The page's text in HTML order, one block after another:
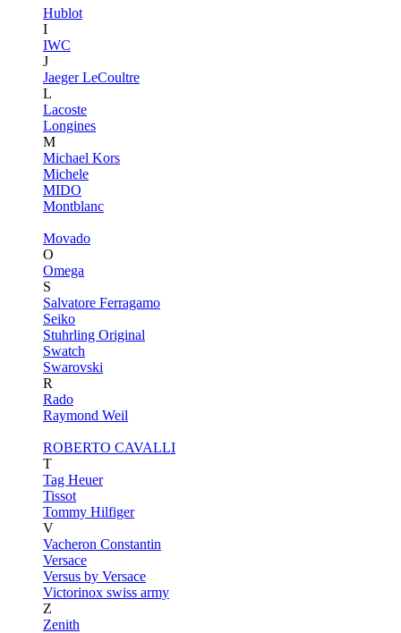
Hublot
I
IWC
J
Jaeger LeCoultre
L
Lacoste
Longines
M
Michael Kors
Michele
MIDO
Montblanc
Movado
O
Omega
S
Salvatore Ferragamo
Seiko
Stuhrling Original
Swatch
Swarovski
R
Rado
Raymond Weil
ROBERTO CAVALLI
T
Tag Heuer
Tissot
Tommy Hilfiger
V
Vacheron Constantin
Versace
Versus by Versace
Victorinox swiss army
Z
Zenith